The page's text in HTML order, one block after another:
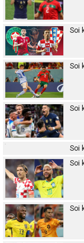
Soi
Soi
Soi
Soi
Soi
Soi